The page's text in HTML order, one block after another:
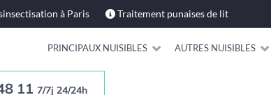
à Paris Traitement punaises de lit
PRINCIPAUX NUISIBLES AUTRES NUISIBLES
11 7/7j 24/24h